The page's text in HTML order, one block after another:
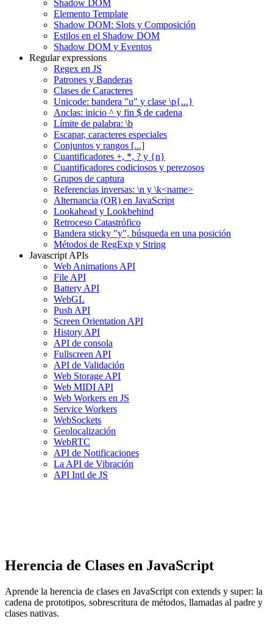
Shadow DOM
Elemento Template
Shadow DOM: Slots y Composición
Estilos en el Shadow DOM
Shadow DOM y Eventos
Regular expressions
Regex en JS
Patrones y Banderas
Clases de Caracteres
Unicode: bandera "u" y clase \p{...}
Anclas: inicio ^ y fin $ de cadena
Límite de palabra: \b
Escapar, caracteres especiales
Conjuntos y rangos [...]
Cuantificadores +, *, ? y {n}
Cuantificadores codiciosos y perezosos
Grupos de captura
Referencias inversas: \n y \k<name>
Alternancia (OR) en JavaScript
Lookahead y Lookbehind
Retroceso Catastrófico
Bandera sticky "y", búsqueda en una posición
Métodos de RegExp y String
Javascript APIs
Web Animations API
File API
Battery API
WebGL
Push API
Screen Orientation API
History API
API de consola
Fullscreen API
API de Validación
Web Storage API
Web MIDI API
Web Workers en JS
Service Workers
WebSockets
Geolocalización
WebRTC
API de Notificaciones
La API de Vibración
API Intl de JS
Herencia de Clases en JavaScript
Aprende la herencia de clases en JavaScript con extends y super: la
cadena de prototipos, sobrescritura de métodos, llamadas al padre y
clases nativas.